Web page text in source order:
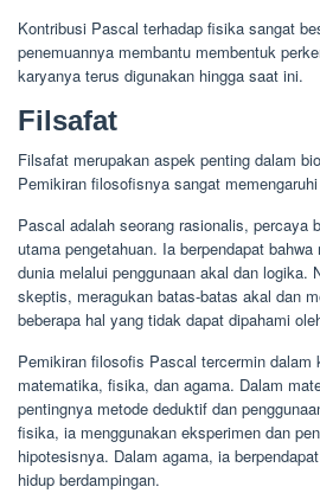
Kontribusi Pascal terhadap fisika sangat
penemuannya membantu membentuk
karyanya terus digunakan hingga saat ini.
Filsafat
Filsafat merupakan aspek penting dalam
Pemikiran filosofisnya sangat
Pascal adalah seorang rasionalis, percaya
utama pengetahuan. Ia berpendapat
dunia melalui penggunaan akal dan logika.
skeptis, meragukan batas-batas akal dan
beberapa hal yang tidak dapat dipahami
Pemikiran filosofis Pascal tercermin dalam
matematika, fisika, dan agama. Dalam
pentingnya metode deduktif dan
fisika, ia menggunakan eksperimen dan
hipotesisnya. Dalam agama, ia
hidup berdampingan.